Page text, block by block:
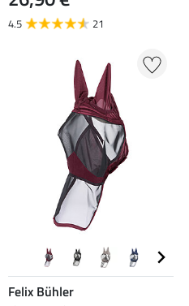
4.5 21
Felix Bühler